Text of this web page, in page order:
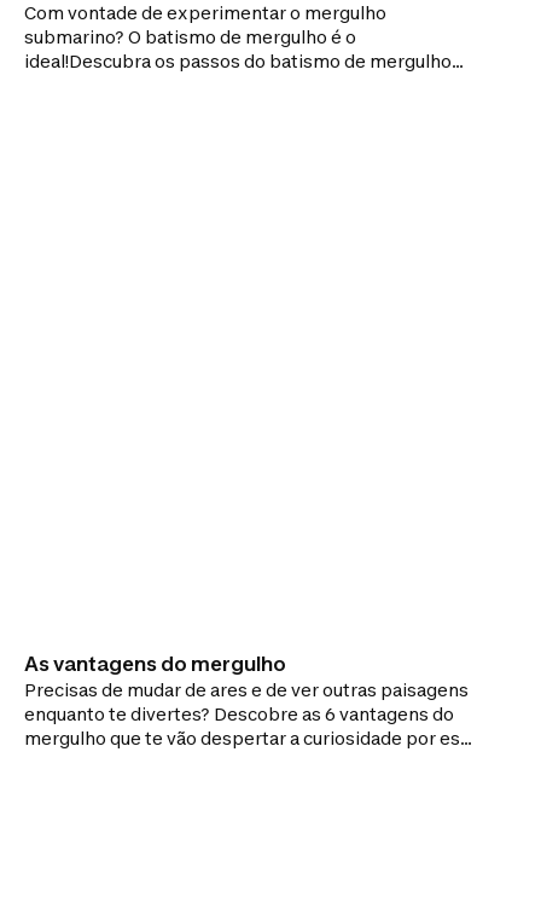
Com vontade de experimentar o mergulho
submarino? O batismo de mergulho é o
ideal!Descubra os passos do batismo de mergulho
As vantagens do mergulho
Precisas de mudar de ares e de ver outras paisagens
enquanto te divertes? Descobre as 6 vantagens do
mergulho que te vão despertar a curiosidade por este